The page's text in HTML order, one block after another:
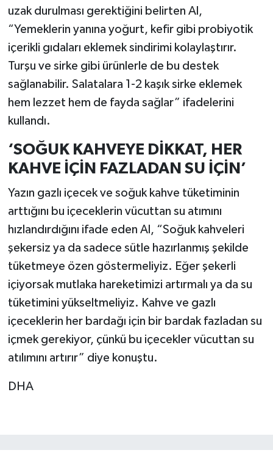
uzak durulması gerektiğini belirten Al,
“Yemeklerin yanına yoğurt, kefir gibi probiyotik
içerikli gıdaları eklemek sindirimi kolaylaştırır.
Turşu ve sirke gibi ürünlerle de bu destek
sağlanabilir. Salatalara 1-2 kaşık sirke eklemek
hem lezzet hem de fayda sağlar” ifadelerini
kullandı.
‘SOĞUK KAHVEYE DİKKAT, HER
KAHVE İÇİN FAZLADAN SU İÇİN’
Yazın gazlı içecek ve soğuk kahve tüketiminin
arttığını bu içeceklerin vücuttan su atımını
hızlandırdığını ifade eden Al, “Soğuk kahveleri
şekersiz ya da sadece sütle hazırlanmış şekilde
tüketmeye özen göstermeliyiz. Eğer şekerli
içiyorsak mutlaka hareketimizi artırmalı ya da su
tüketimini yükseltmeliyiz. Kahve ve gazlı
içeceklerin her bardağı için bir bardak fazladan su
içmek gerekiyor, çünkü bu içecekler vücuttan su
atılımını artırır” diye konuştu.
DHA